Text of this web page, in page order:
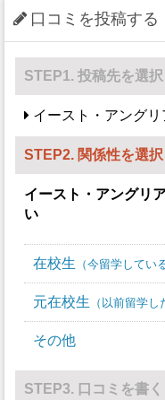
口コミを投稿する
STEP1. 投稿先を選択
イースト・アングリ
STEP2. 関係性を選択
イースト・アングリ
い
在校生 今留学してい
元在校生 以前留学し
その他
STEP3. 口コミを書く